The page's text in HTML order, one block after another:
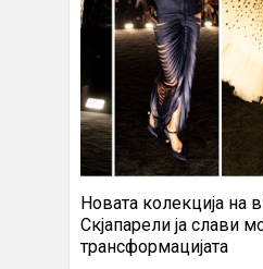
Новата колекција на
Скјапарели ја слави
трансформацијата